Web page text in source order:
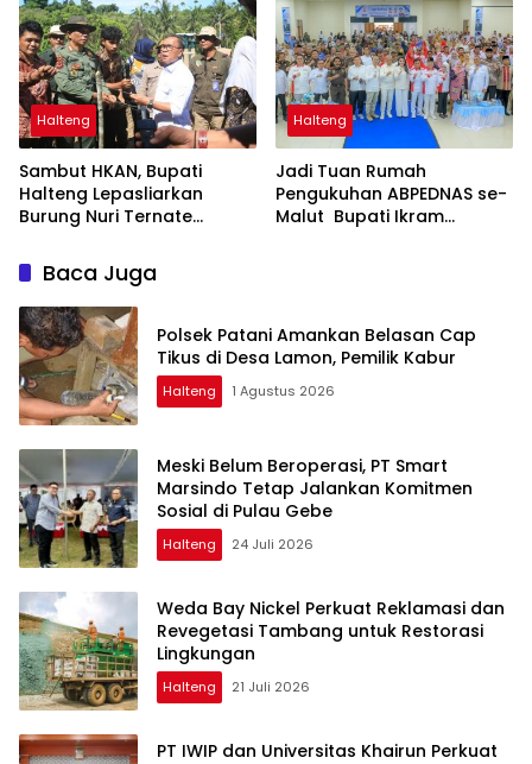
Halteng
Sambut HKAN, Bupati
Halteng Lepasliarkan
Burung Nuri Ternate
Halteng
Jadi Tuan Rumah
Pengukuhan ABPEDNAS se-
Malut Bupati Ikram
Baca Juga
Polsek Patani Amankan Belasan Cap
Tikus di Desa Lamon, Pemilik Kabur
Halteng 1 Agustus 2026
Meski Belum Beroperasi, PT Smart
Marsindo Tetap Jalankan Komitmen
Sosial di Pulau Gebe
Halteng 24 Juli 2026
Weda Bay Nickel Perkuat Reklamasi dan
Revegetasi Tambang untuk Restorasi
Lingkungan
Halteng 21 Juli 2026
PT IWIP dan Universitas Khairun Perkuat